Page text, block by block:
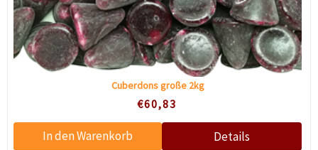
Cuberdons große 2kg
€60,83